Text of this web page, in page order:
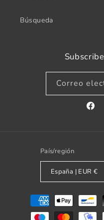
Búsqueda
Correo
País/región
España | EUR €
Formas